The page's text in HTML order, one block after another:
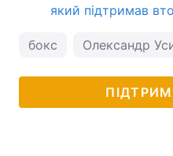
який підтримав
бокс Олександр